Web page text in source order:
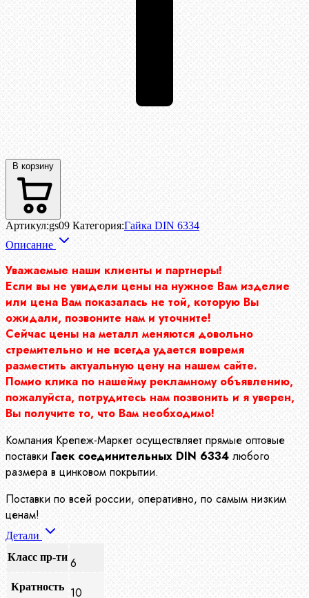
В корзину
Артикул:gs09 Категория:Гайка DIN 6334
Описание
Уважаемые наши клиенты и партнеры!
Если вы не увидели цены на нужное Вам изделие
или цена Вам показалась не той, которую Вы
ожидали, позвоните нам и уточните!
Сейчас цены на металл меняются довольно
стремительно и не всегда удается вовремя
разместить актуальную цену на нашем сайте.
Помио клика по нашейму рекламному объявлению,
пожалуйста, потрудитесь нам позвонить и я уверен,
Вы получите то, что Вам необходимо!
Компания Крепеж-Маркет осуществляет прямые оптовые
поставки Гаек соединительных DIN 6334 любого
размера в цинковом покрытии.
Поставки по всей россии, оперативно, по самым низким
ценам!
Детали
Класс пр-ти 6
Кратность 10